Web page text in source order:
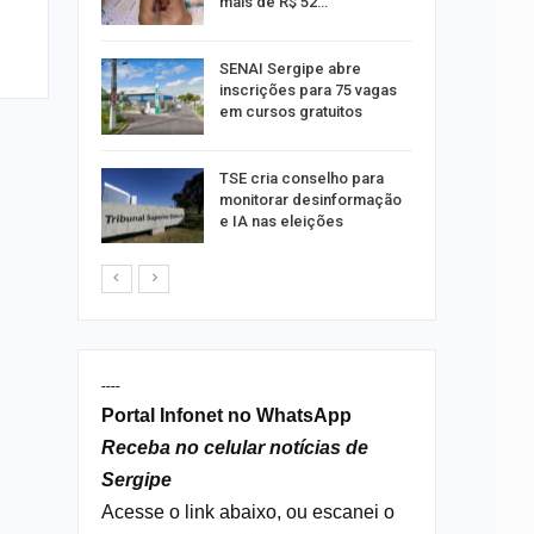
SENAI Sergipe abre
inscrições para 75 vagas
em cursos gratuitos
TSE cria conselho para
monitorar desinformação
e IA nas eleições
----
Portal Infonet no WhatsApp
Receba no celular notícias de
Sergipe
Acesse o link abaixo, ou escanei o